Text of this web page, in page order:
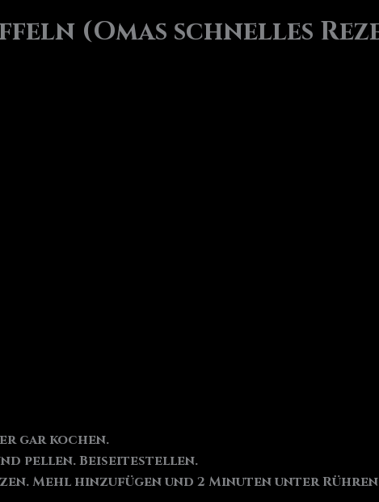
(Omas schnelles
gar kochen.
pellen. Beiseitestellen.
Mehl hinzufügen und 2 Minuten unter